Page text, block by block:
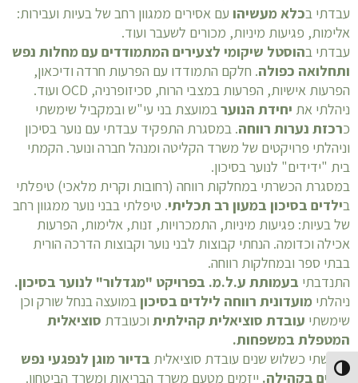
הפעל/כבה ניגודיות גבוהה
עבדתי בכלא מעשיהו עם אסירים ממגוון רחב של בעיות ועבירות:
אלימות, פגיעות מיניות, מכורים לשעבר ועוד.
עבדתי בהוסטל שיקומי לצעירים המתמודדים עם מחלות נפש
ותחלואה כפולה. חלקם התמודדו עם הפרעות חרדה ודיכאון,
הפרעות אישיות, הפרעות במצבי הרוח, סכיזופרניה, OCD ועוד.
ניהלתי את יחידת הנוערבמועצת בני עי"ש ובמקביל שימשתי
כרכזת נערות רווחה. במסגרת התפקיד עבדתי עם נוער בסיכון
וניהלתי פרויקטים של משרד הקליטה ומנהל חברה ונוער. הקמתי
בית "ידידים" לנוער בסיכון.
במסגרת הכשרתי במחלקות רווחה (רחובות וקרית מלאכי) טיפלתי
בילדים בסיכון במעון רב תכליתי. טיפלתי בבני נוער ממגוון רחב
של בעיות: פגיעות מיניות, התמכרויות, זנות, אלימות, הפרעות
אכילה וכדומה. הנחתי קבוצות לבני נוער וקבוצות הדרכה הורית
בבתי ספר ובמחלקות רווחה.
התנדבתי בעמותת ע.ל.מ. בפרויקט "מגדלור" לנוער בסיכון.
ניהלתי מועדונית רווחה לילדים בסיכוןבמועצה בנחל שורק וכן
שימשתי עובדת סוציאלית קהילתית וכעובדת סוציאלית
המטפלת במשפחות.
שימשתי כשלוש שנים עובדת סוציאלית בדיור מוגן לנפגעי נפש
החיים בקהילה. ייזמים מטעם משרד הבריאות ומשרד הביטחון.